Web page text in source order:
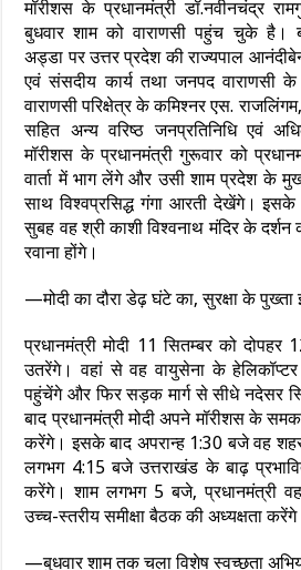
मॉरीशस के प्रधानमंत्री डॉ.नवीनचंद्र
बुधवार शाम को वाराणसी पहुंच चुके है।
अड्डा पर उत्तर प्रदेश की राज्यपाल
एवं संसदीय कार्य तथा जनपद वाराणसी के
वाराणसी परिक्षेत्र के कमिश्नर एस.
सहित अन्य वरिष्ठ जनप्रतिनिधि एवं
मॉरीशस के प्रधानमंत्री गुरूवार को
वार्ता में भाग लेंगे और उसी शाम प्रदेश के
साथ विश्वप्रसिद्ध गंगा आरती देखेंगे।
सुबह वह श्री काशी विश्वनाथ मंदिर के
रवाना होंगे।
—मोदी का दौरा डेढ़ घंटे का, सुरक्षा के पुख्ता
प्रधानमंत्री मोदी 11 सितम्बर को दोपहर
उतरेंगे। वहां से वह वायुसेना के
पहुंचेंगे और फिर सड़क मार्ग से सीधे नदेसर
बाद प्रधानमंत्री मोदी अपने मॉरीशस के
करेंगे। इसके बाद अपरान्ह 1:30 बजे वह
लगभग 4:15 बजे उत्तराखंड के बाढ़
करेंगे। शाम लगभग 5 बजे, प्रधानमंत्री
उच्च-स्तरीय समीक्षा बैठक की अध्यक्षता
—बुधवार शाम तक चला विशेष स्वच्छता